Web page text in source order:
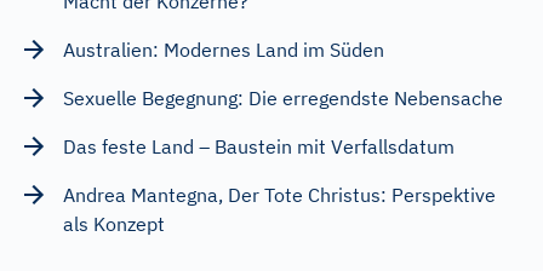
Australien: Modernes Land im Süden
Sexuelle Begegnung: Die erregendste Nebensache
Das feste Land – Baustein mit Verfallsdatum
Andrea Mantegna, Der Tote Christus: Perspektive
als Konzept